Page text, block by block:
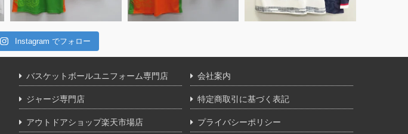
Instagram でフォロー
バスケットボールユニフォーム専門店
ジャージ専門店
アウトドアショップ楽天市場店
会社案内
特定商取引に基づく表記
プライバシーポリシー